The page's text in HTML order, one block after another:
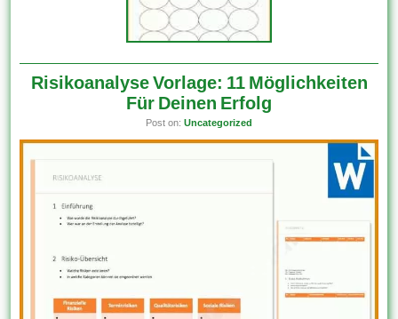
Risikoanalyse Vorlage: 11 Möglichkeiten
Für Deinen Erfolg
Post on: Uncategorized